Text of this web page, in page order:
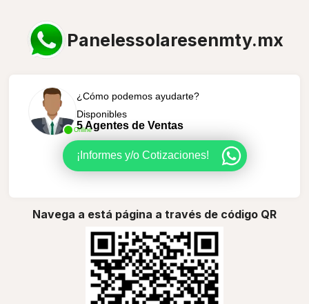
Panelessolaresenmty.mx
Online
¿Cómo podemos ayudarte?
Disponibles
5 Agentes de Ventas
¡Informes y/o Cotizaciones!
Navega a está página a través de código QR